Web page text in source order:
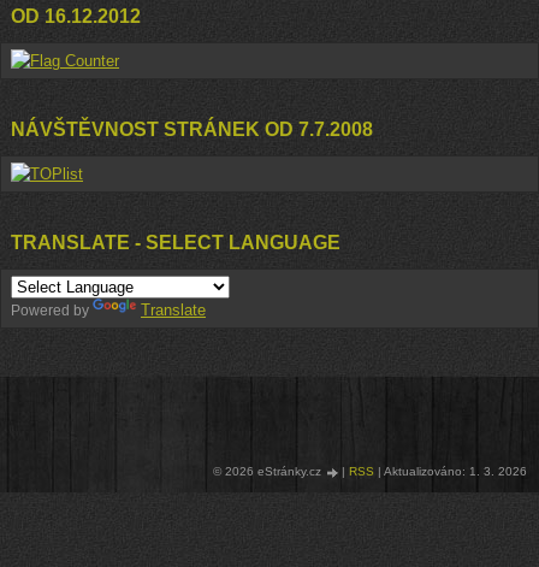
OD 16.12.2012
NÁVŠTĚVNOST STRÁNEK OD 7.7.2008
TRANSLATE - SELECT LANGUAGE
Powered by Translate
© 2026 eStránky.cz RSS Aktualizováno: 1. 3. 2026